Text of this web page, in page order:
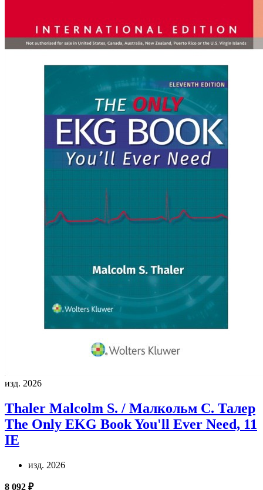
изд. 2026
Thaler Malcolm S. / Малкольм С. Талер
The Only EKG Book You'll Ever Need, 11
IE
изд. 2026
8 092 ₽